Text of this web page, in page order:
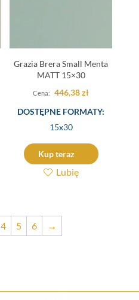
Grazia Brera Small Menta
MATT 15×30
446,38zł
DOSTĘPNE FORMATY:
15x30
Kup teraz
Lubię
4 5 6 →